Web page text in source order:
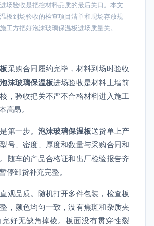
场验收是把控材料品质的最后关口。本文
板到场验收的检查项目清单和现场存放规
工方把好泡沫玻璃保温板进场质量关。
采购合同履约完毕，材料到场时验收
泡沫玻璃保温板进场验收是材料上墙前
，验收把关不严不合格材料进入施工
高昂。
第一步。 泡沫玻璃保温板送货单上产
号、密度、厚度和数量与采购合同和
随车的产品合格证和出厂检验报告齐
停卸货补充完整。
观品质。随机打开多件包装，检查板
，颜色均匀一致，没有焦斑和杂质夹
好无缺角掉棱。板面没有贯穿性裂